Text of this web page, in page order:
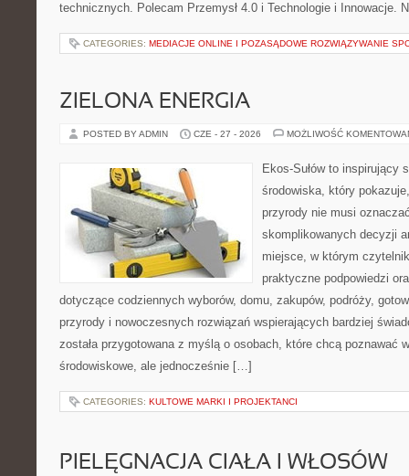
technicznych. Polecam Przemysł 4.0 i Technologie i Innowacje.
CATEGORIES: MEDIACJE ONLINE I POZASĄDOWE ROZWIĄZYWANIE
ZIELONA ENERGIA
POSTED BY ADMIN CZE - 27 - 2026 MOŻLIWOŚĆ
Ekos-Sułów to inspirujący
środowiska, który
przyrody nie musi
skomplikowanych decyzji
miejsce, w którym
praktyczne podpowiedzi
dotyczące codziennych wyborów, domu, zakupów, podróży,
przyrody i nowoczesnych rozwiązań wspierających bardziej
została przygotowana z myślą o osobach, które chcą poznawać
środowiskowe, ale jednocześnie […]
CATEGORIES: KULTOWE MARKI I PROJEKTANCI
PIELĘGNACJA CIAŁA I WŁOSÓW